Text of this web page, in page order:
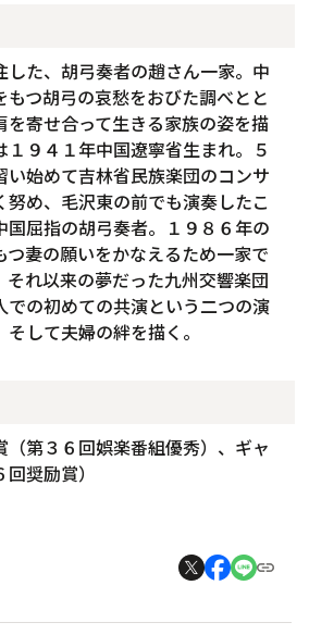
した、胡弓奏者の趙さん一家。中
もつ胡弓の哀愁をおびた調べとと
を寄せ合って生きる家族の姿を描
９４１年中国遼寧省生まれ。５
い始めて吉林省民族楽団のコンサ
努め、毛沢東の前でも演奏したこ
国屈指の胡弓奏者。１９８６年の
妻の願いをかなえるため一家で
れ以来の夢だった九州交響楽団
での初めての共演という二つの演
して夫婦の絆を描く。
（第３６回娯楽番組優秀）、ギャ
奨励賞）